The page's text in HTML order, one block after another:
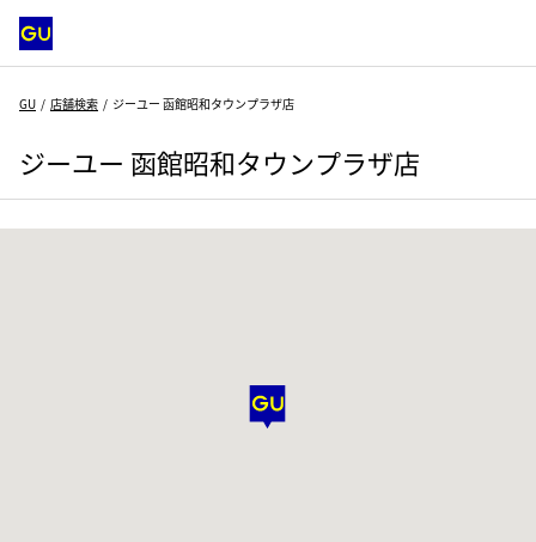
GU 店舗検索 ジーユー 函館昭和タウンプラザ店
ジーユー 函館昭和タウンプラザ店